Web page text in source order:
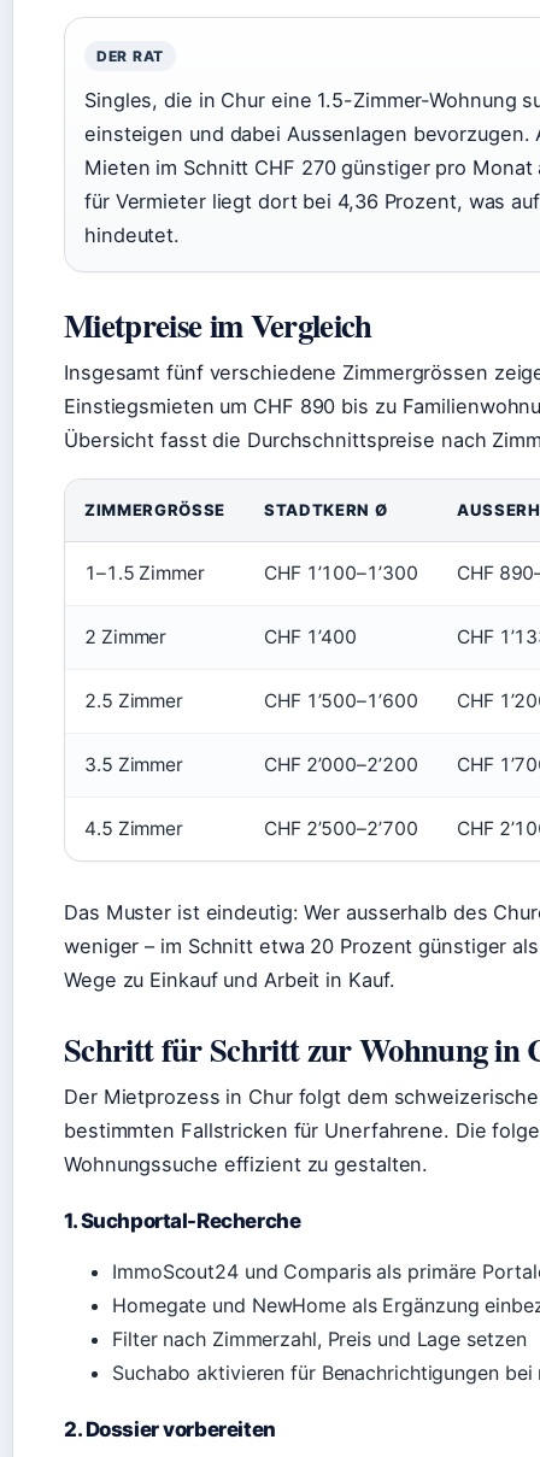
DER RAT
Singles, die in Chur eine 1.5-Zimmer-Wohnung
einsteigen und dabei Aussenlagen
Mieten im Schnitt CHF 270 günstiger pro
für Vermieter liegt dort bei 4,36 Prozent, was
hindeutet.
Mietpreise im Vergleich
Insgesamt fünf verschiedene Zimmergrössen
Einstiegsmieten um CHF 890 bis zu
Übersicht fasst die Durchschnittspreise nach
ZIMMERGRÖSSE STADTKERN Ø
1–1.5 Zimmer CHF 1’100–1’300 CHF
2 Zimmer CHF 1’400 CHF
2.5 Zimmer CHF 1’500–1’600 CHF
3.5 Zimmer CHF 2’000–2’200 CHF
4.5 Zimmer CHF 2’500–2’700 CHF
Das Muster ist eindeutig: Wer ausserhalb des
weniger – im Schnitt etwa 20 Prozent günstiger
Wege zu Einkauf und Arbeit in Kauf.
Schritt für Schritt zur Wohnung in
Der Mietprozess in Chur folgt dem
bestimmten Fallstricken für Unerfahrene. Die
Wohnungssuche effizient zu gestalten.
1. Suchportal-Recherche
ImmoScout24 und Comparis als primäre
Homegate und NewHome als Ergänzung
Filter nach Zimmerzahl, Preis und Lage setzen
Suchabo aktivieren für Benachrichtigungen bei
2. Dossier vorbereiten